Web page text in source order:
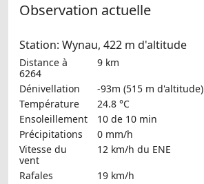
Observation actuelle
Station: Wynau, 422 m d'altitude
Distance à
6264
9 km
Dénivellation
-93m (515 m d'altitude)
Température
24.8 °C
Ensoleillement
10 de 10 min
Précipitations
0 mm/h
Vitesse du
vent
12 km/h du ENE
Rafales
19 km/h